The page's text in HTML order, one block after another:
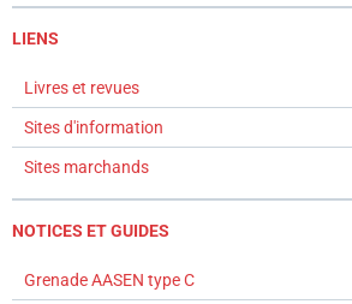
LIENS
Livres et revues
Sites d'information
Sites marchands
NOTICES ET GUIDES
Grenade AASEN type C